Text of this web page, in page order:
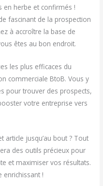
en herbe et confirmés !
fascinant de la prospection
à accroître la base de
êtes au bon endroit.
les plus efficaces du
commerciale BtoB. Vous y
pour trouver des prospects,
votre entreprise vers
article jusqu’au bout ? Tout
des outils précieux pour
et maximiser vos résultats.
enrichissant !